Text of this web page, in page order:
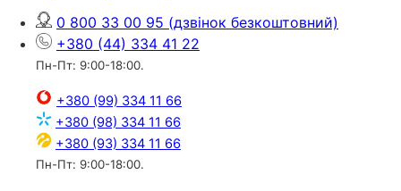
0 800 33 00 95 (дзвінок безкоштовний)
+380 (44) 334 41 22
Пн-Пт: 9:00-18:00.
+380 (99) 334 11 66
+380 (98) 334 11 66
+380 (93) 334 11 66
Пн-Пт: 9:00-18:00.